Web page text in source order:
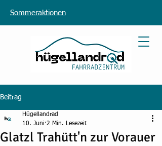
Sommeraktionen
Beitrag
Glatzl Trahütt'n zur Vorauer
Hügellandrad
10. Juni 2 Min. Lesezeit